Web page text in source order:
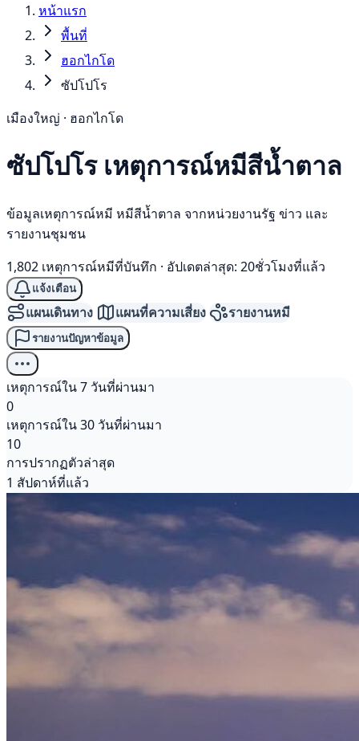
หน้าแรก
พื้นที่
ฮอกไกโด
ซัปโปโร
เมืองใหญ่ · ฮอกไกโด
ซัปโปโร เหตุการณ์หมีสีน้ำตาล
ข้อมูลเหตุการณ์หมี หมีสีน้ำตาล จากหน่วยงานรัฐ ข่าว และ
รายงานชุมชน
1,802 เหตุการณ์หมีที่บันทึก · อัปเดตล่าสุด: 20ชั่วโมงที่แล้ว
แจ้งเตือน
แผนเดินทาง แผนที่ความเสี่ยง รายงานหมี
รายงานปัญหาข้อมูล
เหตุการณ์ใน 7 วันที่ผ่านมา
0
เหตุการณ์ใน 30 วันที่ผ่านมา
10
การปรากฏตัวล่าสุด
1 สัปดาห์ที่แล้ว